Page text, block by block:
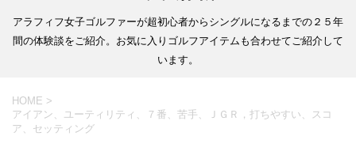
アラフィフ女子ゴルファーが超初心者からシングルになるまでの２５年
間の体験談をご紹介。お気に入りゴルフアイテムも合わせてご紹介して
います。
HOME >
アイアン、ユーティリティ、７番、苦手、ＪＧＲ，打ちやすい、スコ
ア、セッティング